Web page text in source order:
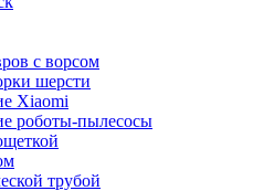
с ворсом
шерсти
Xiaomi
роботы-пылесосы
трубой